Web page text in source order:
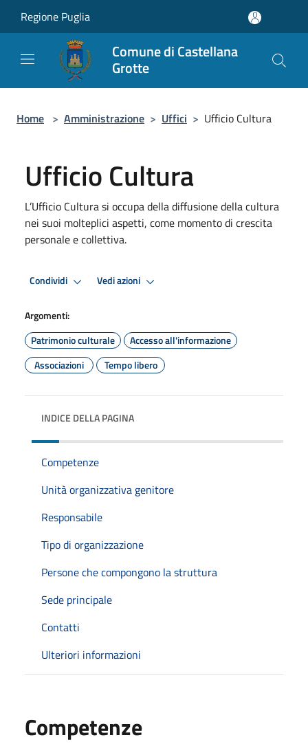
Regione Puglia
Comune di Castellana
Grotte
Home > Amministrazione > Uffici > Ufficio Cultura
Ufficio Cultura
L’Ufficio Cultura si occupa della diffusione della cultura
nei suoi molteplici aspetti, come momento di crescita
personale e collettiva.
Condividi Vedi azioni
Argomenti:
Patrimonio culturale
Accesso all'informazione
Associazioni
Tempo libero
INDICE DELLA PAGINA
Competenze
Unità organizzativa genitore
Responsabile
Tipo di organizzazione
Persone che compongono la struttura
Sede principale
Contatti
Ulteriori informazioni
Competenze